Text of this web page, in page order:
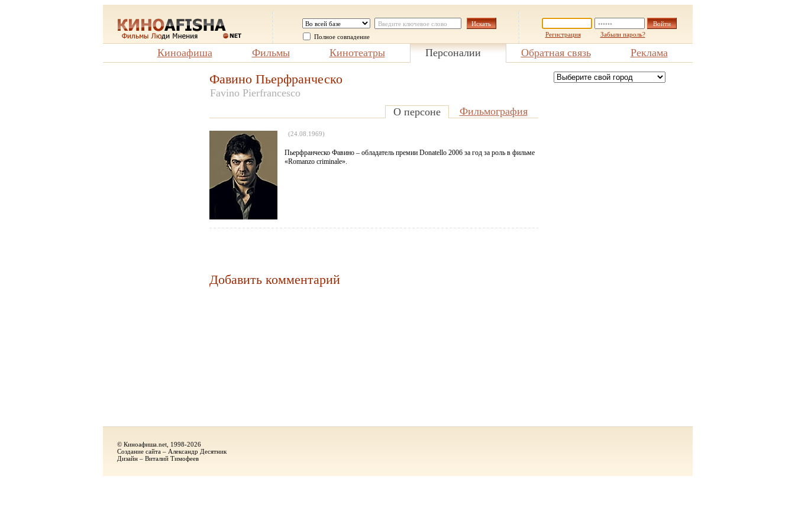
Полное совпадение Регистрация Забыли пароль?
Киноафиша Фильмы Кинотеатры Персоналии Обратная связь Реклама
Фавино Пьерфранческо
Favino Pierfrancesco
О персоне
Фильмография
(24.08.1969)
Пьерфранческо Фавино – обладатель премии Donatello 2006 за год за роль в фильме
«Romanzo criminale».
Добавить комментарий
© Киноафиша.net, 1998-2026
Создание сайта – Александр Десятник
Дизайн – Виталий Тимофеев